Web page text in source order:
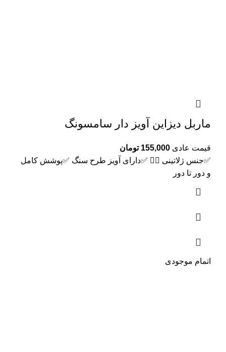
ماربل دیزاین آویز دار سامسونگ
قیمت عادی 155,000 تومان
✅جنس ‌ژلاتینی 👌🏻 ✅دارای آویز طرح سنگ ✅پوشش کامل
و دور تا دور
اتمام موجودی